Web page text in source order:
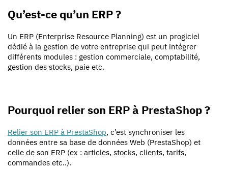
Qu’est-ce qu’un ERP ?
Un ERP (Enterprise Resource Planning) est un progiciel
dédié à la gestion de votre entreprise qui peut intégrer
différents modules : gestion commerciale, comptabilité,
gestion des stocks, paie etc.
Pourquoi relier son ERP à PrestaShop ?
Relier son ERP à PrestaShop, c’est synchroniser les
données entre sa base de données Web (PrestaShop) et
celle de son ERP (ex : articles, stocks, clients, tarifs,
commandes etc..).